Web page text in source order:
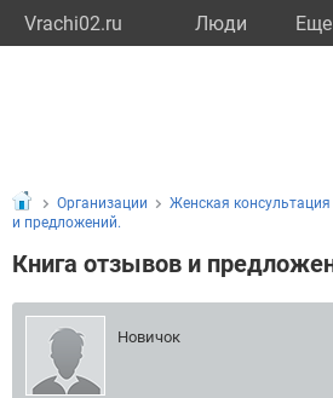
Vrachi02.ru Люди Eще
Организации Женская консультация
и предложений.
Книга отзывов и
Новичок